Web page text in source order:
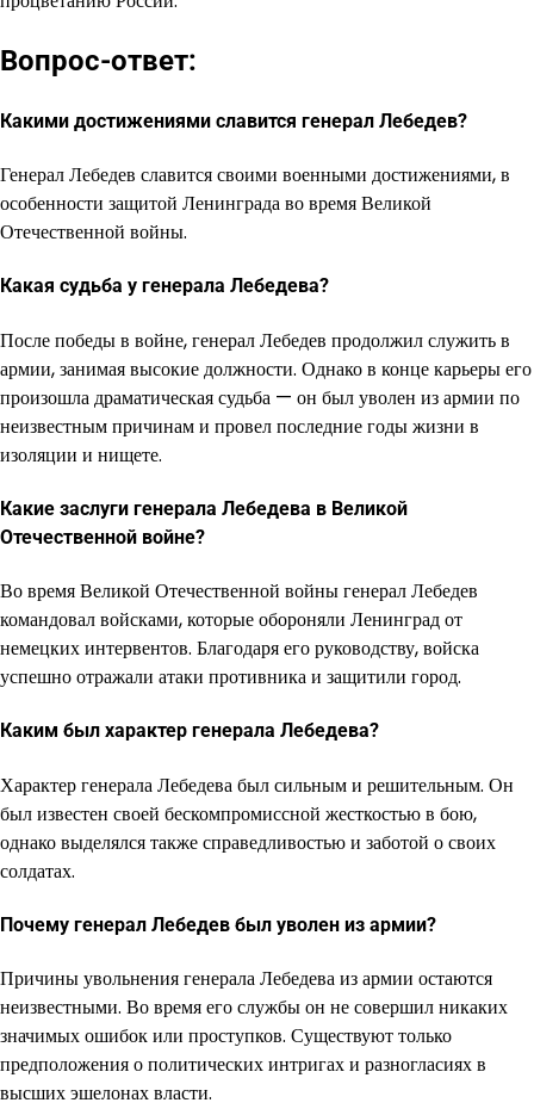
Вопрос-ответ:
Какими достижениями славится генерал Лебедев?
Генерал Лебедев славится своими военными достижениями, в
особенности защитой Ленинграда во время Великой
Отечественной войны.
Какая судьба у генерала Лебедева?
После победы в войне, генерал Лебедев продолжил служить в
армии, занимая высокие должности. Однако в конце карьеры его
произошла драматическая судьба — он был уволен из армии по
неизвестным причинам и провел последние годы жизни в
изоляции и нищете.
Какие заслуги генерала Лебедева в Великой
Отечественной войне?
Во время Великой Отечественной войны генерал Лебедев
командовал войсками, которые обороняли Ленинград от
немецких интервентов. Благодаря его руководству, войска
успешно отражали атаки противника и защитили город.
Каким был характер генерала Лебедева?
Характер генерала Лебедева был сильным и решительным. Он
был известен своей бескомпромиссной жесткостью в бою,
однако выделялся также справедливостью и заботой о своих
солдатах.
Почему генерал Лебедев был уволен из армии?
Причины увольнения генерала Лебедева из армии остаются
неизвестными. Во время его службы он не совершил никаких
значимых ошибок или проступков. Существуют только
предположения о политических интригах и разногласиях в
высших эшелонах власти.